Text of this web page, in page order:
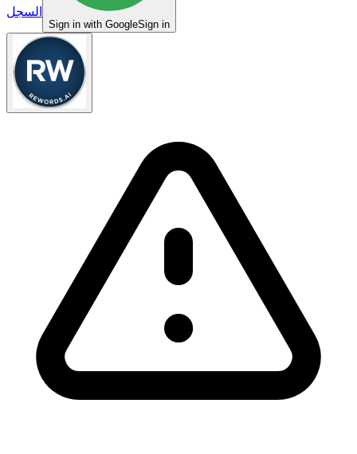
السجل
Sign in with GoogleSign in